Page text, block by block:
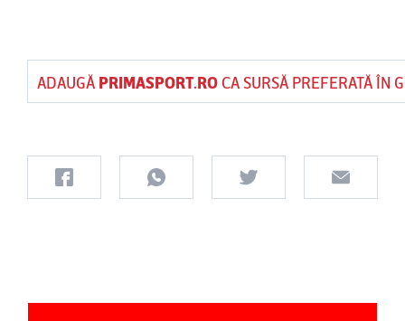
ADAUGĂ PRIMASPORT.ROCA SURSĂ PREFERATĂ ÎN